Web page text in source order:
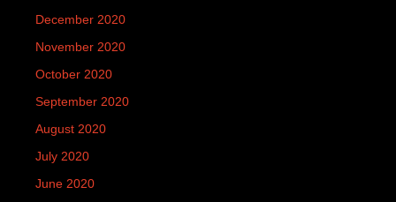
December 2020
November 2020
October 2020
September 2020
August 2020
July 2020
June 2020